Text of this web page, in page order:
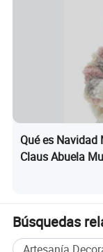
Qué es Navidad
Claus Abuela
Búsquedas
Artesanía